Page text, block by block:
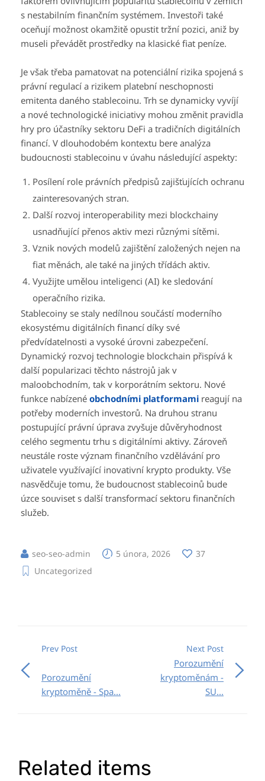
s nestabilním finančním systémem. Investoři také
oceňují možnost okamžitě opustit tržní pozici, aniž by
museli převádět prostředky na klasické fiat peníze.
Je však třeba pamatovat na potenciální rizika spojená s
právní regulací a rizikem platební neschopnosti
emitenta daného stablecoinu. Trh se dynamicky vyvíjí
a nové technologické iniciativy mohou změnit pravidla
hry pro účastníky sektoru DeFi a tradičních digitálních
financí. V dlouhodobém kontextu bere analýza
budoucnosti stablecoinu v úvahu následující aspekty:
Posílení role právních předpisů zajišťujících ochranu
zainteresovaných stran.
Další rozvoj interoperability mezi blockchainy
usnadňující přenos aktiv mezi různými sítěmi.
Vznik nových modelů zajištění založených nejen na
fiat měnách, ale také na jiných třídách aktiv.
Využijte umělou inteligenci (AI) ke sledování
operačního rizika.
Stablecoiny se staly nedílnou součástí moderního
ekosystému digitálních financí díky své
předvídatelnosti a vysoké úrovni zabezpečení.
Dynamický rozvoj technologie blockchain přispívá k
další popularizaci těchto nástrojů jak v
maloobchodním, tak v korporátním sektoru. Nové
funkce nabízené obchodními platformami reagují na
potřeby moderních investorů. Na druhou stranu
postupující právní úprava zvyšuje důvěryhodnost
celého segmentu trhu s digitálními aktivy. Zároveň
neustále roste význam finančního vzdělávání pro
uživatele využívající inovativní krypto produkty. Vše
nasvědčuje tomu, že budoucnost stablecoinů bude
úzce souviset s další transformací sektoru finančních
služeb.
seo-seo-admin 5 února, 2026
37
Uncategorized
Prev Post
Porozumění
kryptoměně - Spa...
Next Post
Porozumění
kryptoměnám -
SU...
Related items